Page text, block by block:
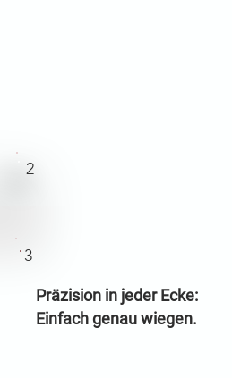
3
Präzision in jeder Ecke:
Einfach genau wiegen.
2